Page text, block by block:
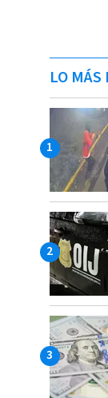
LO MÁS